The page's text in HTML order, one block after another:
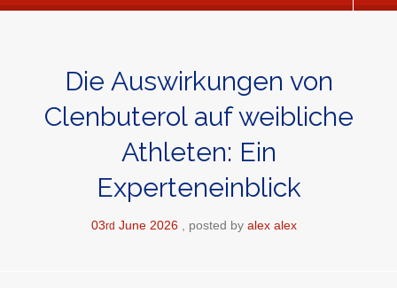
Die Auswirkungen von
Clenbuterol auf weibliche
Athleten: Ein
Experteneinblick
03rd June 2026 posted by alex alex